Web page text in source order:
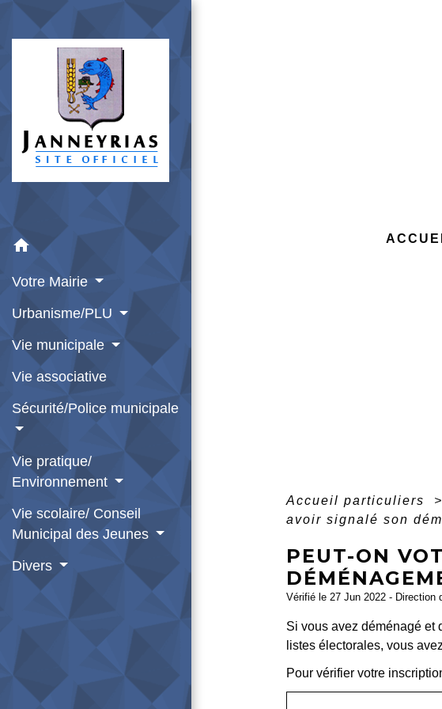
home
Votre Mairie
Urbanisme/PLU
Vie municipale
Vie associative
Sécurité/Police municipale
Vie pratique/
Environnement
Vie scolaire/ Conseil
Municipal des Jeunes
Divers
Accueil particuliers >
avoir signalé son
PEUT-ON
Vérifié le 27 Jun 2022 - Direction
Si vous avez déménagé et
listes électorales, vous
Pour vérifier votre